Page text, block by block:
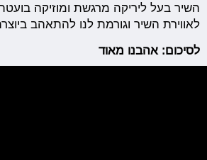
השיר בעל ליריקה מרגשת ומוזיקה
לאווירת השיר וגורמת לנו להתאהב
לסיכום: אהבנו מאוד